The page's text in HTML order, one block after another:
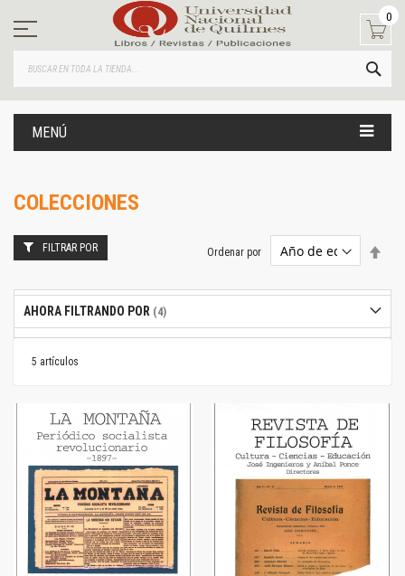
contenido
0
MENÚ
COLECCIONES
5 artículos
Ordenar por
FILTRAR POR
AHORA FILTRANDO POR